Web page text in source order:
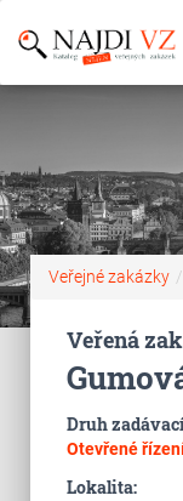
Veřejné zakázky
Veřená
Druh
Otevřené
Lokalita: